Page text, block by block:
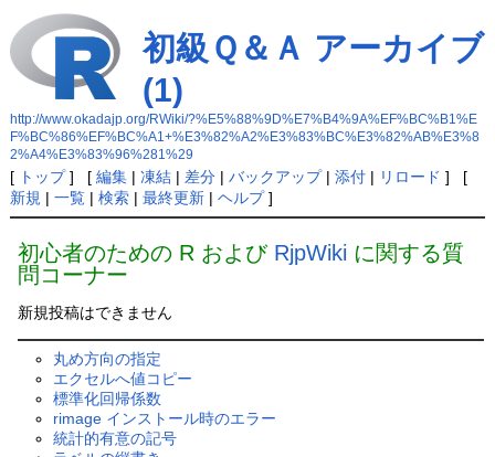
初級Ｑ＆Ａ アーカイブ
(1)
http://www.okadajp.org/RWiki/?%E5%88%9D%E7%B4%9A%EF%BC%B1%E
F%BC%86%EF%BC%A1+%E3%82%A2%E3%83%BC%E3%82%AB%E3%8
2%A4%E3%83%96%281%29
[ トップ] [ 編集| 凍結| 差分| バックアップ| 添付| リロード ] [
新規 | 一覧| 検索| 最終更新| ヘルプ]
初心者のための R および RjpWiki に関する質
問コーナー
新規投稿はできません
丸め方向の指定
エクセルへ値コピー
標準化回帰係数
rimage インストール時のエラー
統計的有意の記号